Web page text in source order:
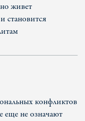
живет
становится
конфликтов
еще не означают